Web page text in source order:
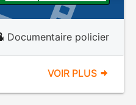
Documentaire policier
VOIR PLUS